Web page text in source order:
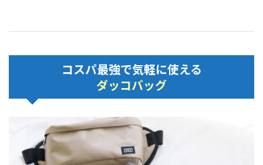
コスパ最強で気軽に使える
ダッコバッグ